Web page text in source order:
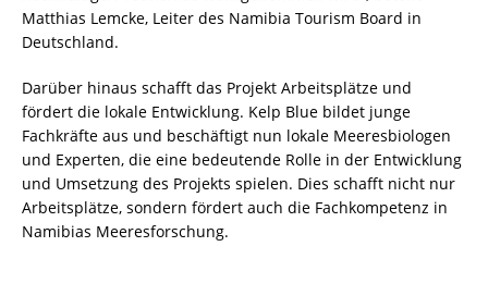
Matthias Lemcke, Leiter des Namibia Tourism Board in
Deutschland.
Darüber hinaus schafft das Projekt Arbeitsplätze und
fördert die lokale Entwicklung. Kelp Blue bildet junge
Fachkräfte aus und beschäftigt nun lokale Meeresbiologen
und Experten, die eine bedeutende Rolle in der Entwicklung
und Umsetzung des Projekts spielen. Dies schafft nicht nur
Arbeitsplätze, sondern fördert auch die Fachkompetenz in
Namibias Meeresforschung.